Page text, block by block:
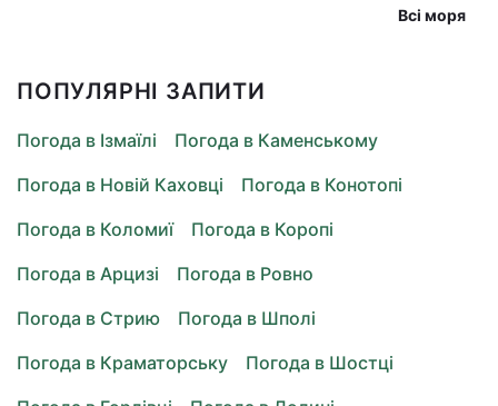
Всі моря
ПОПУЛЯРНІ ЗАПИТИ
Погода в Ізмаїлі
Погода в Каменському
Погода в Новій Каховці
Погода в Конотопі
Погода в Коломиї
Погода в Коропі
Погода в Арцизі
Погода в Ровно
Погода в Стрию
Погода в Шполі
Погода в Краматорську
Погода в Шостці